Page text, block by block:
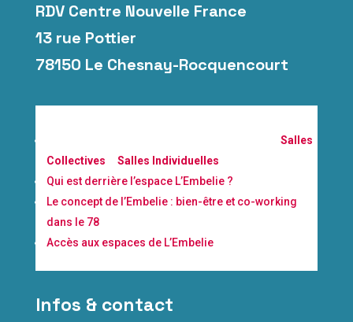
RDV Centre Nouvelle France
13 rue Pottier
78150 Le Chesnay-Rocquencourt
Salles
Collectives
Salles Individuelles
Qui est derrière l’espace L’Embelie ?
Le concept de l’Embelie : bien-être et co-working
dans le 78
Accès aux espaces de L’Embelie
Infos & contact